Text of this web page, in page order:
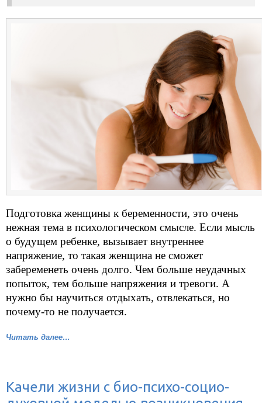
Подготовка женщины к беременности, это очень
нежная тема в психологическом смысле. Если мысль
о будущем ребенке, вызывает внутреннее
напряжение, то такая женщина не сможет
забеременеть очень долго. Чем больше неудачных
попыток, тем больше напряжения и тревоги. А
нужно бы научиться отдыхать, отвлекаться, но
почему-то не получается.
Читать далее…
Качели жизни с био-психо-социо-